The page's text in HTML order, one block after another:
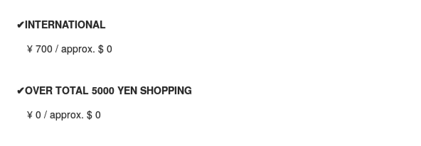
✔INTERNATIONAL
¥ 700 / approx. $ 0
✔OVER TOTAL 5000 YEN SHOPPING
¥ 0 / approx. $ 0